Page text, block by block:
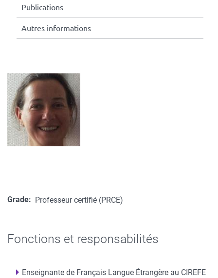
Publications
Autres informations
Grade Professeur certifié (PRCE)
Fonctions et responsabilités
Enseignante de Français Langue Étrangère au CIREFE